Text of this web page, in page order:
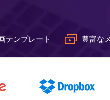
テンプレート 豊富な